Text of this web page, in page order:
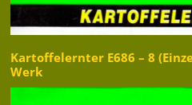
Kartoffelernter E686 – 8
Werk